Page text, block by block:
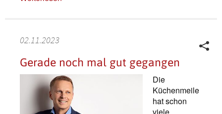
02.11.2023
Gerade noch mal gut gegangen
Die
Küchenmeile
hat schon
viele